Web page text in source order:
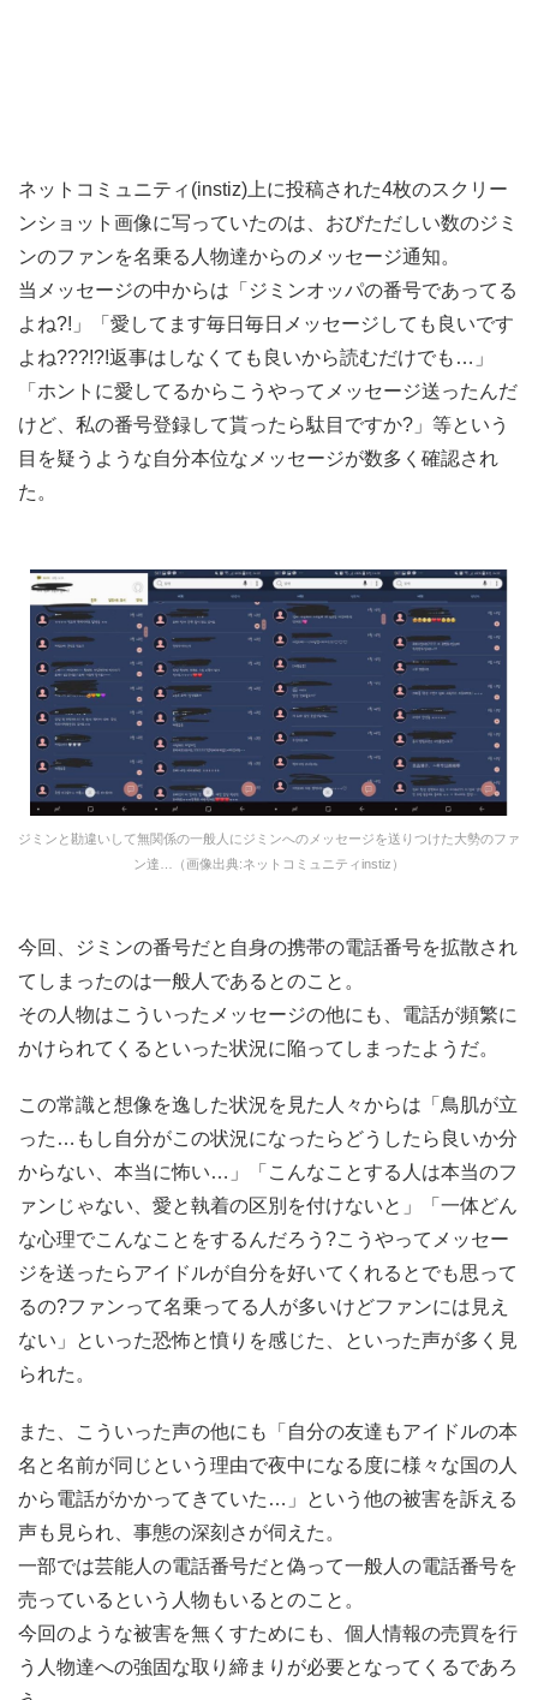
ネットコミュニティ(instiz)上に投稿された4枚のスクリー
ンショット画像に写っていたのは、おびただしい数のジミ
ンのファンを名乗る人物達からのメッセージ通知。
当メッセージの中からは「ジミンオッパの番号であってる
よね?!」「愛してます毎日毎日メッセージしても良いです
よね???!?!返事はしなくても良いから読むだけでも…」
「ホントに愛してるからこうやってメッセージ送ったんだ
けど、私の番号登録して貰ったら駄目ですか?」等という
目を疑うような自分本位なメッセージが数多く確認され
た。
ジミンと勘違いして無関係の一般人にジミンへのメッセージを送りつけた大勢のファ
ン達…（画像出典:ネットコミュニティinstiz）
今回、ジミンの番号だと自身の携帯の電話番号を拡散され
てしまったのは一般人であるとのこと。
その人物はこういったメッセージの他にも、電話が頻繁に
かけられてくるといった状況に陥ってしまったようだ。
この常識と想像を逸した状況を見た人々からは「鳥肌が立
った…もし自分がこの状況になったらどうしたら良いか分
からない、本当に怖い…」「こんなことする人は本当のフ
ァンじゃない、愛と執着の区別を付けないと」「一体どん
な心理でこんなことをするんだろう?こうやってメッセー
ジを送ったらアイドルが自分を好いてくれるとでも思って
るの?ファンって名乗ってる人が多いけどファンには見え
ない」といった恐怖と憤りを感じた、といった声が多く見
られた。
また、こういった声の他にも「自分の友達もアイドルの本
名と名前が同じという理由で夜中になる度に様々な国の人
から電話がかかってきていた…」という他の被害を訴える
声も見られ、事態の深刻さが伺えた。
一部では芸能人の電話番号だと偽って一般人の電話番号を
売っているという人物もいるとのこと。
今回のような被害を無くすためにも、個人情報の売買を行
う人物達への強固な取り締まりが必要となってくるであろ